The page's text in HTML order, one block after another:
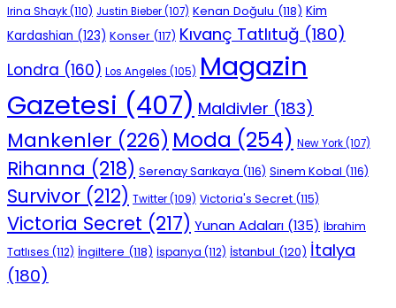
Irina Shayk(110) Justin Bieber(107) Kenan Doğulu (118) Kim
Kardashian (123) Konser (117) Kıvanç Tatlıtuğ (180)
Londra (160) Los Angeles (105) Magazin
Gazetesi (407) Maldivler (183)
Mankenler (226) Moda (254) New York(107)
Rihanna (218) Serenay Sarıkaya (116) Sinem Kobal (116)
Survivor (212) Twitter(109) Victoria's Secret (115)
Victoria Secret (217) Yunan Adaları (135) İbrahim
Tatlıses (112) İngiltere (118) İspanya (112) İstanbul (120) İtalya
(180)